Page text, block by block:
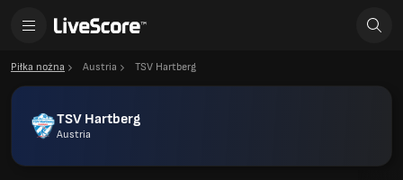
Piłka nożna Austria TSV Hartberg
TSV Hartberg
Austria